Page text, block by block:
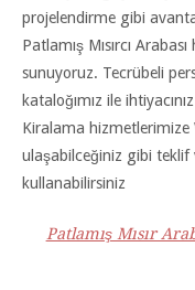
projelendirme gibi
Patlamış Mısırcı
sunuyoruz. Tecrübeli
kataloğımız ile
Kiralama hizmetlerimize
ulaşabilceğiniz gibi
kullanabilirsiniz
Patlamış Mısır